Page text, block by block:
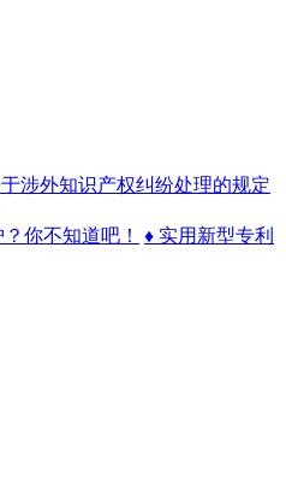
涉外知识产权纠纷处理的规定
你不知道吧！
♦ 实用新型专利